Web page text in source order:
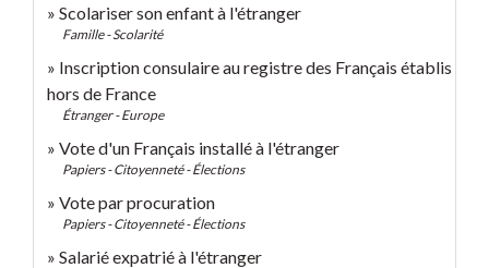
Scolariser son enfant à l'étranger
Famille - Scolarité
Inscription consulaire au registre des Français établis
hors de France
Étranger - Europe
Vote d'un Français installé à l'étranger
Papiers - Citoyenneté - Élections
Vote par procuration
Papiers - Citoyenneté - Élections
Salarié expatrié à l'étranger